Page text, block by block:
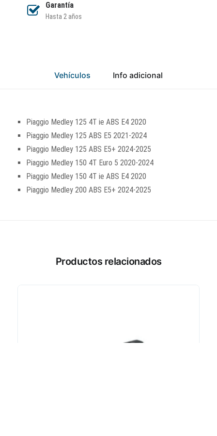
Garantía
Hasta 2 años
Vehículos Info adicional
Piaggio Medley 125 4T ie ABS E4 2020
Piaggio Medley 125 ABS E5 2021-2024
Piaggio Medley 125 ABS E5+ 2024-2025
Piaggio Medley 150 4T Euro 5 2020-2024
Piaggio Medley 150 4T ie ABS E4 2020
Piaggio Medley 200 ABS E5+ 2024-2025
Productos relacionados